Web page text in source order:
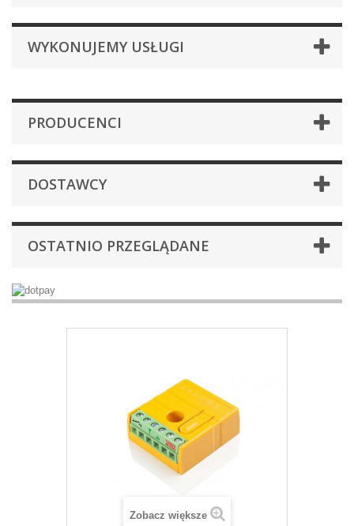
WYKONUJEMY USŁUGI
PRODUCENCI
DOSTAWCY
OSTATNIO PRZEGLĄDANE
Zobacz większe